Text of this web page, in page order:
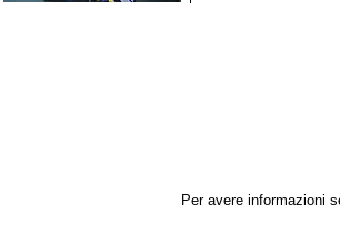
Per avere informazioni